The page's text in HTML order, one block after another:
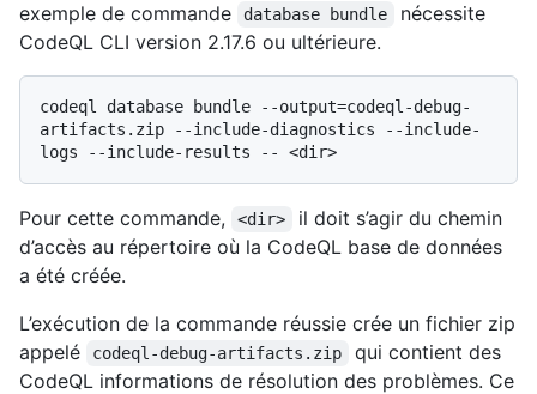
exemple de commande
database bundle
nécessite
CodeQL CLI version 2.17.6 ou ultérieure.
codeql database bundle --output=codeql-debug-
artifacts.zip --include-diagnostics --include-
Pour cette commande, <dir>
il doit s’agir du chemin
d’accès au répertoire où la CodeQL base de données
a été créée.
L’exécution de la commande réussie crée un fichier zip
appelé
codeql-debug-artifacts.zip
qui contient des
CodeQL informations de résolution des problèmes. Ce